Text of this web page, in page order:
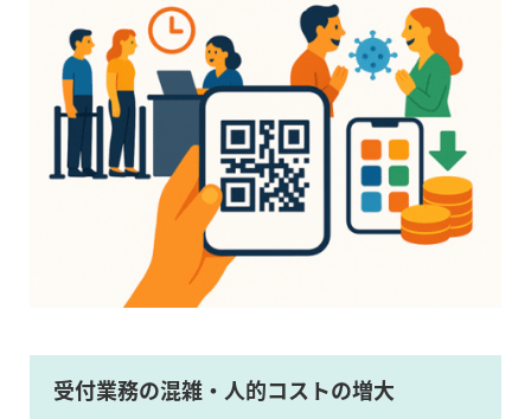
受付業務の混雑・人的コストの増大